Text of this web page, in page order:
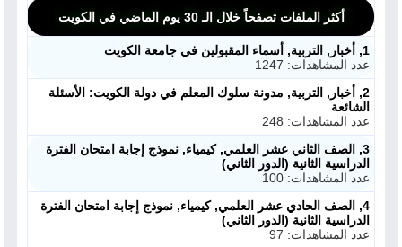
أكثر الملفات تصفحاً خلال الـ 30 يوم الماضي في الكويت
1, أخبار, التربية, أسماء المقبولين في جامعة الكويت
عدد المشاهدات: 1247
2, أخبار, التربية, مدونة سلوك المعلم في دولة الكويت: الأسئلة
الشائعة
عدد المشاهدات: 248
3, الصف الثاني عشر العلمي, كيمياء, نموذج إجابة امتحان الفترة
الدراسية الثانية (الدور الثاني)
عدد المشاهدات: 100
4, الصف الحادي عشر العلمي, كيمياء, نموذج إجابة امتحان الفترة
الدراسية الثانية (الدور الثاني)
عدد المشاهدات: 97